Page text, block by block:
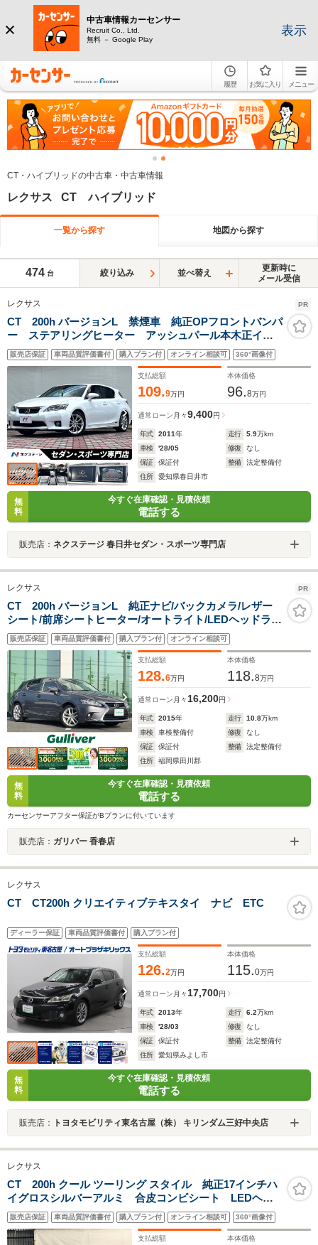
中古車情報カーセンサー
Recruit Co., Ltd.
無料 － Google Play
表示
履歴 お気に入り メニュー
CT・ハイブリッドの中古車・中古車情報
レクサス CT ハイブリッド
一覧から探す 地図から探す
474 台 絞り込み 並べ替え
更新時に
メール受信
レクサス PR
CT 200h バージョンL 禁煙車 純正OPフロントバンパ
ー ステアリングヒーター アッシュパール本木正イン
パネ加飾 黒革シート シートヒーター パワーシー
ト クリアランスソナー LEDヘッドライト 純正17イ
ンチホイール
販売店保証 車両品質評価書付 購入プラン付 オンライン相談可 360°画像付
支払総額
109.9万円
本体価格
96.8万円
通常ローン 月々9,400円
年式 2011年 走行 5.9万km
車検
'28/05 修復
なし
保証
保証付 整備
法定整備付
住所
愛知県春日井市
無
料
今すぐ在庫確認・見積依頼
電話する
販売店： ネクステージ 春日井セダン・スポーツ専門店
レクサス PR
CT 200h バージョンL 純正ナビ/バックカメラ/レザー
シート/前席シートヒーター/オートライト/LEDヘッドライ
ト/追従クルーズコントロール/パドルシフト/ビルトイン
ETC/純正アルミホイール/クリアランスソナー
販売店保証 車両品質評価書付 購入プラン付 オンライン相談可
支払総額
128.6万円
本体価格
118.8万円
通常ローン 月々16,200円
年式 2015年 走行 10.8万km
車検
車検整備付 修復
なし
保証
保証付 整備
法定整備付
住所
福岡県田川郡
無
料
今すぐ在庫確認・見積依頼
電話する
カーセンサーアフター保証がBプランに付いています
販売店： ガリバー 香春店
レクサス
CT CT200h クリエイティブテキスタイ ナビ ETC
ディーラー保証 車両品質評価書付 購入プラン付
支払総額
126.2万円
本体価格
115.0万円
通常ローン 月々 17,700円
年式 2013年 走行 6.2万km
車検
'28/03 修復
なし
保証
保証付 整備
法定整備付
住所
愛知県みよし市
無
料
今すぐ在庫確認・見積依頼
電話する
販売店： トヨタモビリティ東名古屋（株） キリンダム三好中央店
レクサス
CT 200h クール ツーリング スタイル 純正17インチハ
イグロスシルバーアルミ 合皮コンビシート LEDヘッ
ドライト LEDデイライト LEDフロントフォグ メッ
キ加飾付スピンドルグリル 純正SDナビ パワーシー
ト シートヒーター 禁煙車
販売店保証 車両品質評価書付 購入プラン付 オンライン相談可 360°画像付
支払総額 本体価格